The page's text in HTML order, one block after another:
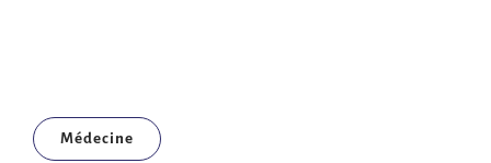
Médecine